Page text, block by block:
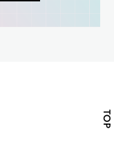
TOP